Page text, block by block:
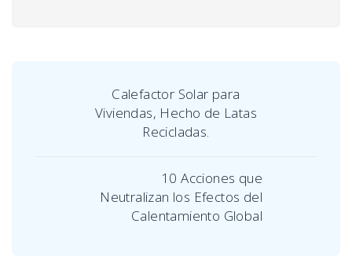
Calefactor Solar para
Viviendas, Hecho de Latas
Recicladas.
10 Acciones que
Neutralizan los Efectos del
Calentamiento Global